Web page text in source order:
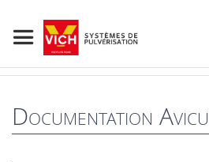
au
contenu
Documentation